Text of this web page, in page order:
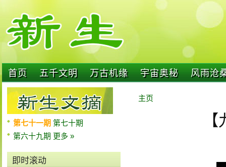
首页 五千文明 万古机缘 宇宙奥秘 风雨沧
第七十一期 第七十期
第六十九期 更多 »
即时滚动
主页